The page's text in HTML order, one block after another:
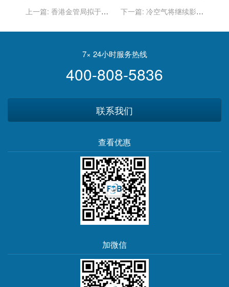
上一篇: 香港金管局拟于上
下一篇: 冷空气将继续影响
7× 24小时服务热线
400-808-5836
联系我们
查看优惠
加微信